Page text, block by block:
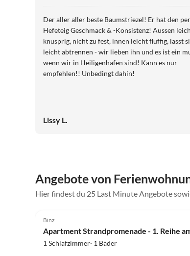
Der aller aller beste Baumstriezel! Er hat den
Hefeteig Geschmack & -Konsistenz! Aussen
knusprig, nicht zu fest, innen leicht fluffig, lässt
leicht abtrennen - wir lieben ihn und es ist ein
wenn wir in Heiligenhafen sind! Kann es nur
empfehlen!! Unbedingt dahin!
Lissy L.
Angebote von
Hier findest du 25 Last Minute Angebote
Binz
Apartment Strandpromenade - 1. Reihe
1 Schlafzimmer· 1 Bäder